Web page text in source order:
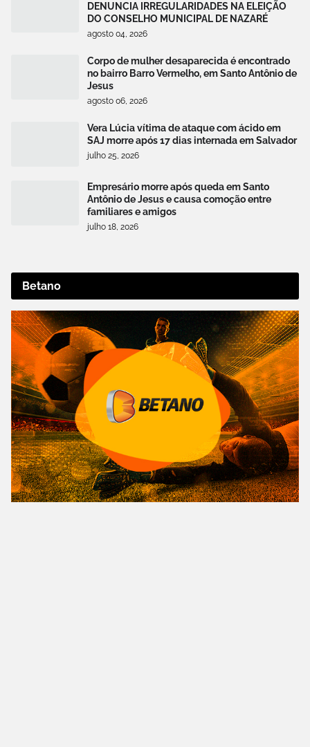
DENUNCIA IRREGULARIDADES NA ELEIÇÃO
DO CONSELHO MUNICIPAL DE NAZARÉ
agosto 04, 2026
Corpo de mulher desaparecida é encontrado
no bairro Barro Vermelho, em Santo Antônio de
Jesus
agosto 06, 2026
Vera Lúcia vítima de ataque com ácido em
SAJ morre após 17 dias internada em Salvador
julho 25, 2026
Empresário morre após queda em Santo
Antônio de Jesus e causa comoção entre
familiares e amigos
julho 18, 2026
Betano